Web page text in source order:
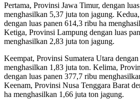
Pertama, Provinsi Jawa Timur, dengan
menghasilkan 5,37 juta ton jagung.
dengan luas panen 614,3 ribu ha
Ketiga, Provinsi Lampung dengan luas
menghasilkan 2,83 juta ton jagung.
Keempat, Provinsi Sumatera Utara
menghasilkan 1,83 juta ton. Kelima,
dengan luas panen 377,7 ribu
Keenam, Provinsi Nusa Tenggara Barat
ha menghasilkan 1,66 juta ton jagung.